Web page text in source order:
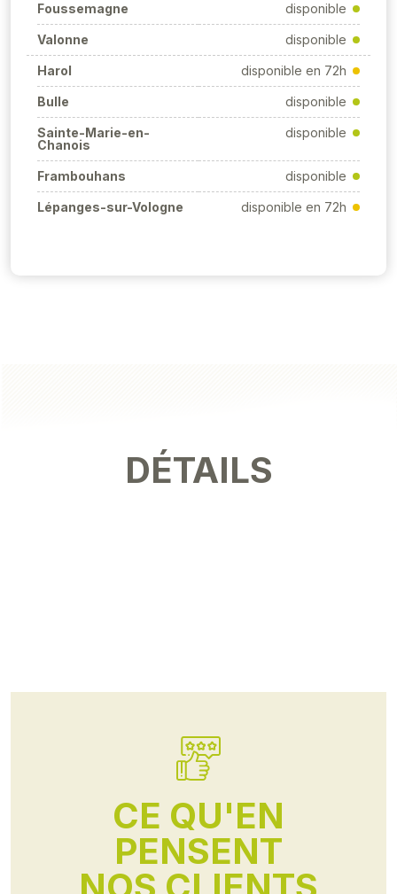
Foussemagne disponible
Valonne disponible
Harol disponible en 72h
Bulle disponible
Sainte-Marie-en-
Chanois
disponible
Frambouhans disponible
Lépanges-sur-Vologne disponible en 72h
DÉTAILS
CE QU'EN
PENSENT